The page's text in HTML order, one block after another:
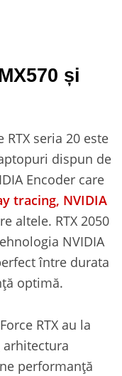
și
seria 20 este
dispun de
Encoder care
tracing, NVIDIA
altele. RTX 2050
NVIDIA
între durata
optimă.
RTX au la
arhitectura
performanță